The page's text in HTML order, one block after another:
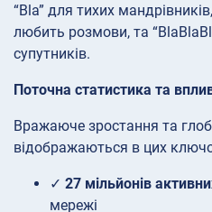
“Bla” для тихих
любить розмови, та
супутників.
Поточна статистика та
Вражаюче зростання та
відображаються в цих
✓ 27 мільйонів
мережі